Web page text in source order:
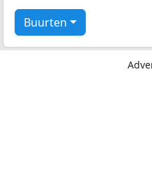
Buurten